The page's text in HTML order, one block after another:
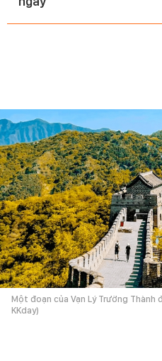
Một đoạn của Vạn Lý Trường Thành
KKday)